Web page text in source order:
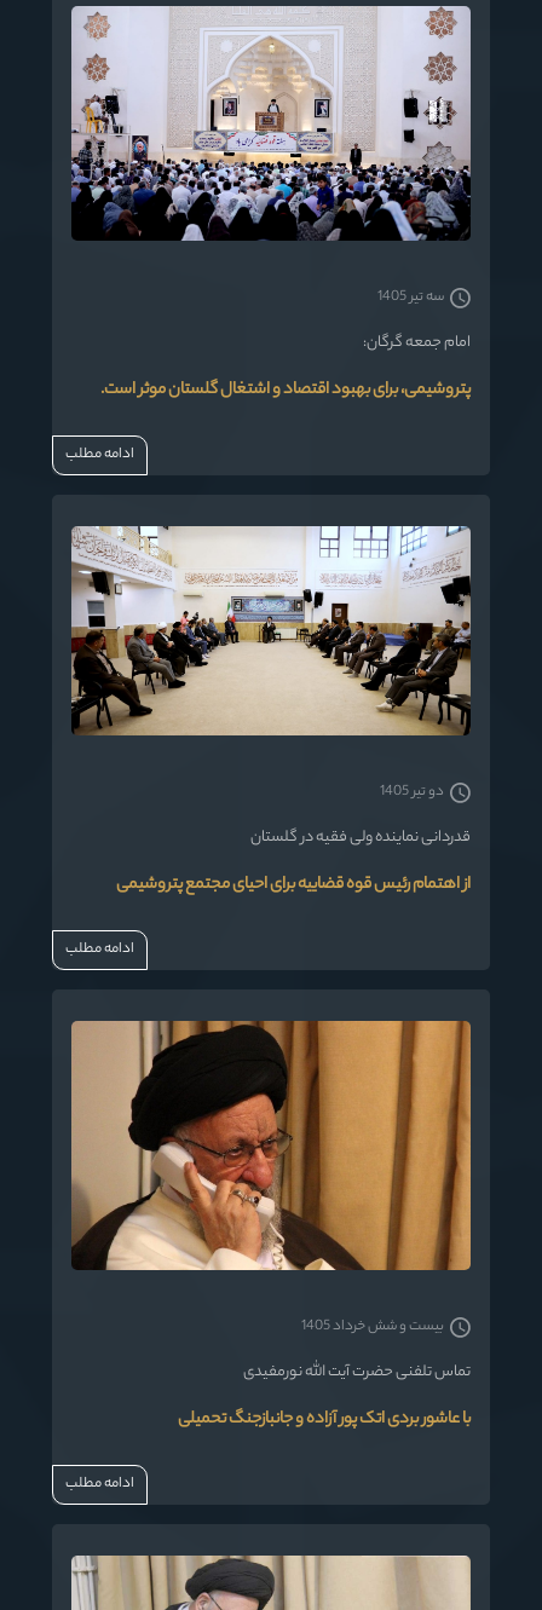
امام جمعه گرگان:
پتروشیمی، برای بهبود اقتصاد و اشتغال گلستان موثر است.
سه تیر 1405
ادامه مطلب
قدردانی نماینده ولی فقیه در گلستان
از اهتمام رئیس قوه قضاییه برای احیای مجتمع پتروشیمی
دو تیر 1405
ادامه مطلب
تماس تلفنی حضرت آیت الله نورمفیدی
با عاشور بردی اتک پور آزاده و جانبازجنگ تحمیلی
بیست و شش خرداد 1405
ادامه مطلب